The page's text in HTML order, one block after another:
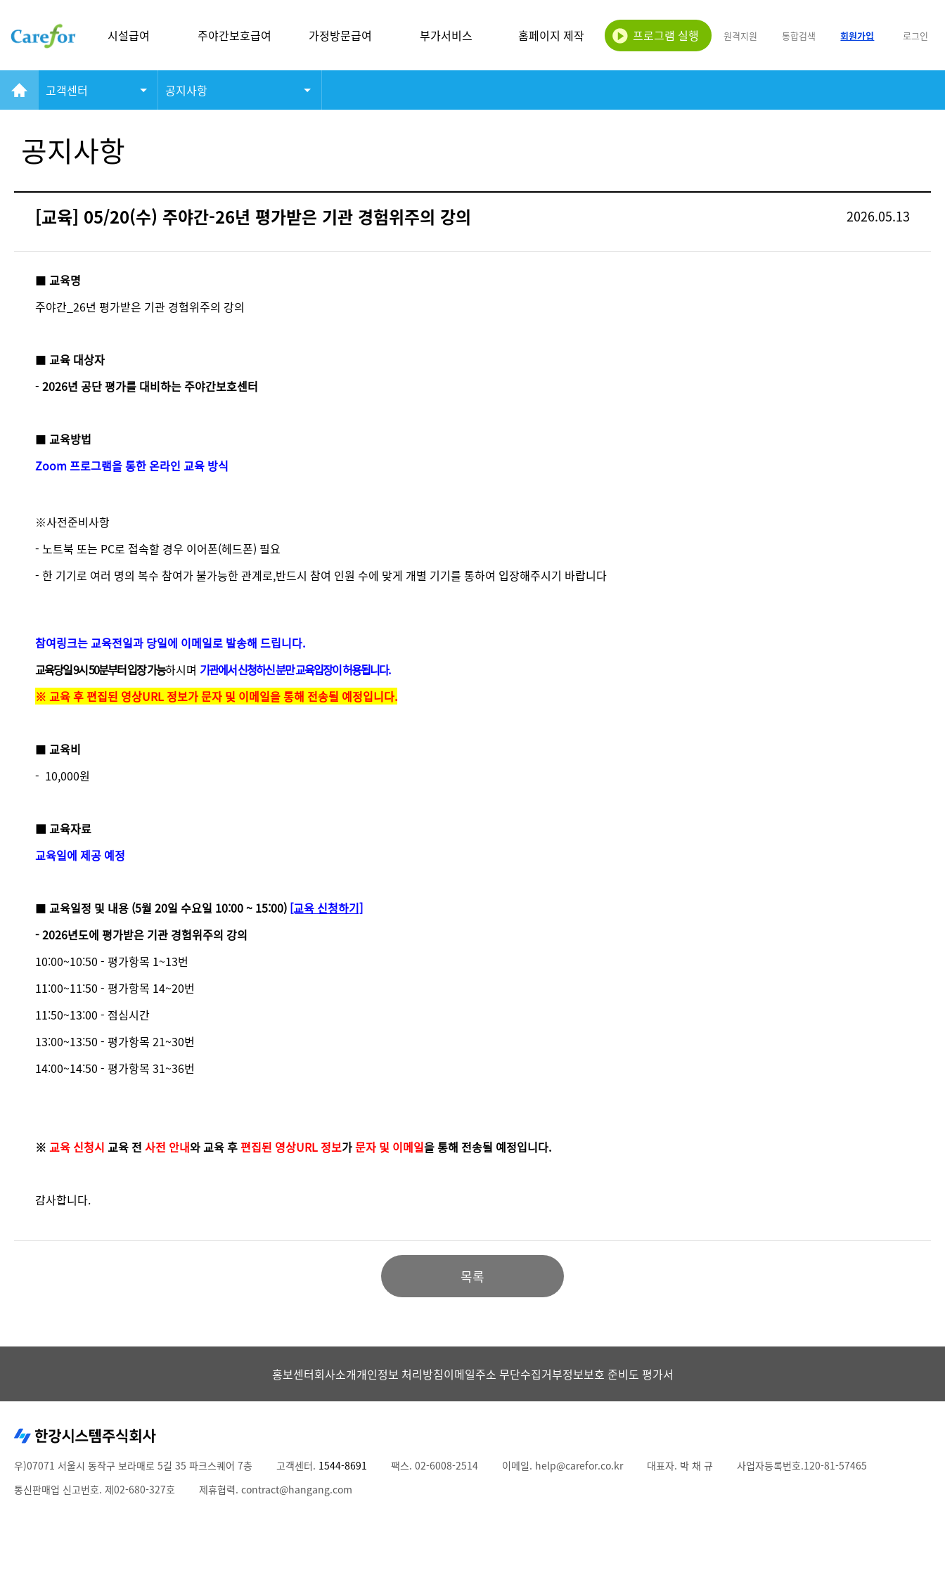
시설급여 주야간보호급여 가정방문급여 부가서비스 홈페이지 제작 프로그램 실행 원격지원 통합검색 회원가입 로그인
고객센터 공지사항
공지사항
[교육] 05/20(수) 주야간-26년 평가받은 기관 경험위주의 강의 2026.05.13
■ 교육명
주야간_26년 평가받은 기관 경험위주의 강의
■ 교육 대상자
- 2026년 공단 평가를 대비하는 주야간보호센터
■ 교육방법
Zoom 프로그램을 통한 온라인 교육 방식
※사전준비사항
- 노트북 또는 PC로 접속할 경우 이어폰(헤드폰) 필요
- 한 기기로 여러 명의 복수 참여가 불가능한 관계로,반드시 참여 인원 수에 맞게 개별 기기를 통하여 입장해주시기 바랍니다
참여링크는 교육전일과 당일에 이메일로 발송해 드립니다.
교육당일 9시 50분부터 입장 가능하시며 기관에서 신청하신 분만 교육입장이 허용됩니다.
※ 교육 후 편집된 영상URL 정보가 문자 및 이메일을 통해 전송될 예정입니다.
■ 교육비
- 10,000원
■ 교육자료
교육일에 제공 예정
■ 교육일정 및 내용 (5월 20일 수요일 10:00 ~ 15:00) [교육 신청하기]
- 2026년도에 평가받은 기관 경험위주의 강의
10:00~10:50 - 평가항목 1~13번
11:00~11:50 - 평가항목 14~20번
11:50~13:00 - 점심시간
13:00~13:50 - 평가항목 21~30번
14:00~14:50 - 평가항목 31~36번
※ 교육 신청시 교육 전 사전 안내와 교육 후 편집된 영상URL 정보가문자 및 이메일을 통해 전송될 예정입니다.
감사합니다.
목록
홍보센터회사소개개인정보 처리방침이메일주소 무단수집거부정보보호 준비도 평가서
우)07071 서울시 동작구 보라매로 5길 35 파크스퀘어 7층 고객센터. 1544-8691 팩스. 02-6008-2514 이메일. help@carefor.co.kr 대표자. 박 채 규
사업자등록번호.120-81-57465
통신판매업 신고번호. 제02-680-327호
제휴협력. contract@hangang.com